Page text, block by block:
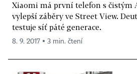
Xiaomi má první telefon s čistým
vylepší záběry ve Street View.
testuje síť páté generace.
8. 9. 2017 ▪ 3 min. čtení